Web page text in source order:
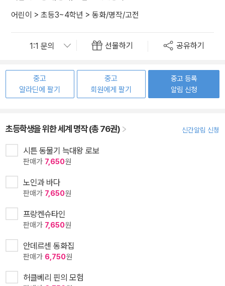
어린이 > 초등3~4학년 > 동화/명작/고전
선물하기 공유하기
중고
알라딘에 팔기
중고
회원에게 팔기
중고 등록
알림 신청
초등학생을 위한 세계 명작 (총 76권) 신간알림 신청
시튼 동물기 늑대왕 로보
판매가 7,650원
노인과 바다
판매가 7,650원
프랑켄슈타인
판매가 7,650원
안데르센 동화집
판매가 6,750원
허클베리 핀의 모험